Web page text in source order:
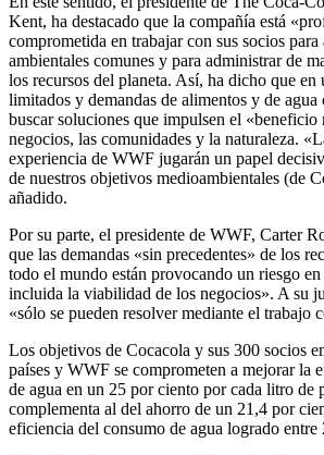
Kent, ha destacado que la compañía está
comprometida en trabajar con sus socios
ambientales comunes y para administrar de
los recursos del planeta. Así, ha dicho que en
limitados y demandas de alimentos y de agua
buscar soluciones que impulsen el «beneficio
negocios, las comunidades y la naturaleza.
experiencia de WWF jugarán un papel
de nuestros objetivos medioambientales (de
añadido.
Por su parte, el presidente de WWF, Carter
que las demandas «sin precedentes» de los
todo el mundo están provocando un riesgo
incluida la viabilidad de los negocios». A su
«sólo se pueden resolver mediante el trabajo
Los objetivos de Cocacola y sus 300 socios
países y WWF se comprometen a mejorar la
de agua en un 25 por ciento por cada litro de
complementa al del ahorro de un 21,4 por
eficiencia del consumo de agua logrado entre